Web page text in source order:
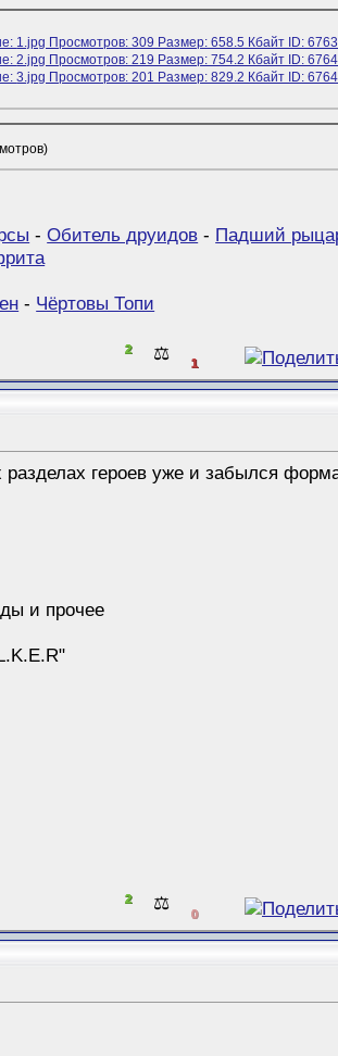
-Обитель друидов - Падший
- Чёртовы Топи
2 ⚖️ 1
разделах героев уже и забылся
и прочее
2 ⚖️ 0